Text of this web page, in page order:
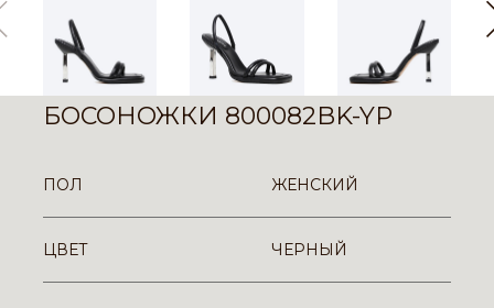
БОСОНОЖКИ 800082BK-YP
ПОЛ ЖЕНСКИЙ
ЦВЕТ ЧЕРНЫЙ